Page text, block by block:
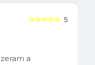
5
☆☆☆☆☆
a